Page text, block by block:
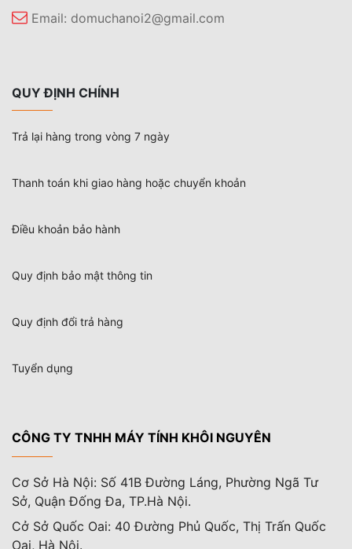
Email: domuchanoi2@gmail.com
QUY ĐỊNH CHÍNH
Trả lại hàng trong vòng 7 ngày
Thanh toán khi giao hàng hoặc chuyển khoản
Điều khoản bảo hành
Quy định bảo mật thông tin
Quy định đổi trả hàng
Tuyển dụng
CÔNG TY TNHH MÁY TÍNH KHÔI NGUYÊN
Cơ Sở Hà Nội: Số 41B Đường Láng, Phường Ngã Tư
Sở, Quận Đống Đa, TP.Hà Nội.
Cở Sở Quốc Oai: 40 Đường Phủ Quốc, Thị Trấn Quốc
Oai, Hà Nội.